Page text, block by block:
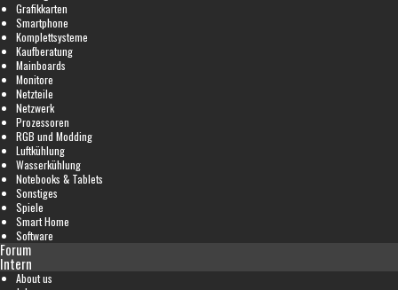
Grafikkarten
Smartphone
Komplettsysteme
Kaufberatung
Mainboards
Monitore
Netzteile
Netzwerk
Prozessoren
RGB und Modding
Luftkühlung
Wasserkühlung
Notebooks & Tablets
Sonstiges
Spiele
Smart Home
Software
Forum
Intern
About us